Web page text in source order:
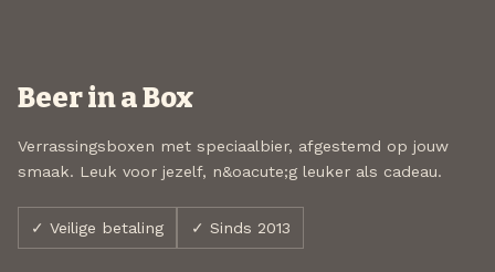
Beer in a Box
Verrassingsboxen met speciaalbier, afgestemd op jouw
smaak. Leuk voor jezelf, n&oacute;g leuker als cadeau.
✓ Veilige betaling ✓ Sinds 2013